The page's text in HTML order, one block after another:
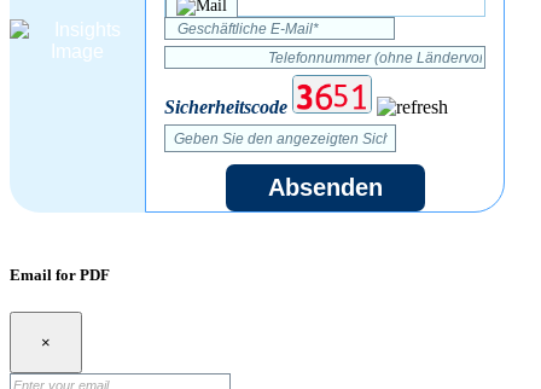
Sicherheitscode
Absenden
Email for PDF
×